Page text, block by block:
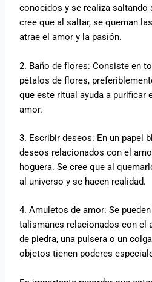
conocidos y se realiza saltando
cree que al saltar, se queman
atrae el amor y la pasión.
2. Baño de flores: Consiste en
pétalos de flores,
que este ritual ayuda a purificar
amor.
3. Escribir deseos: En un papel
deseos relacionados con el
hoguera. Se cree que al
al universo y se hacen realidad.
4. Amuletos de amor: Se
talismanes relacionados con el
de piedra, una pulsera o un
objetos tienen poderes